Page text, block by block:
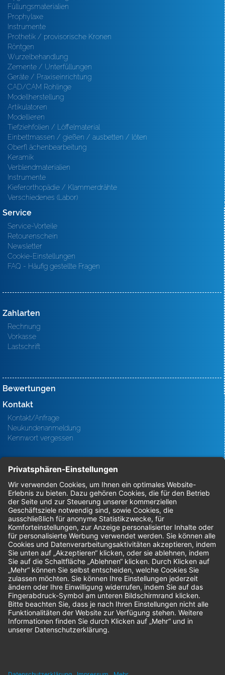
Füllungsmaterialien
Prophylaxe
Instrumente
Prothetik / provisorische Kronen
Röntgen
Wurzelbehandlung
Zemente / Unterfüllungen
Geräte / Praxiseinrichtung
CAD/CAM Rohlinge
Modellherstellung
Artikulatoren
Modellieren
Tiefziehfolien / Löffelmaterial
Einbettmassen / gießen / ausbetten / löten
Oberfl ächenbearbeitung
Keramik
Verblendmaterialien
Instrumente
Kieferorthopädie / Klammerdrähte
Verschiedenes (Labor)
Service
Service-Vorteile
Retourenschein
Newsletter
Cookie-Einstellungen
FAQ - Häufig gestellte Fragen
Zahlarten
Rechnung
Vorkasse
Lastschrift
Bewertungen
Kontakt
Kontakt/Anfrage
Neukundenanmeldung
Kennwort vergessen
Bestellungen
Sendung verfolgen
Geprüfter Shop